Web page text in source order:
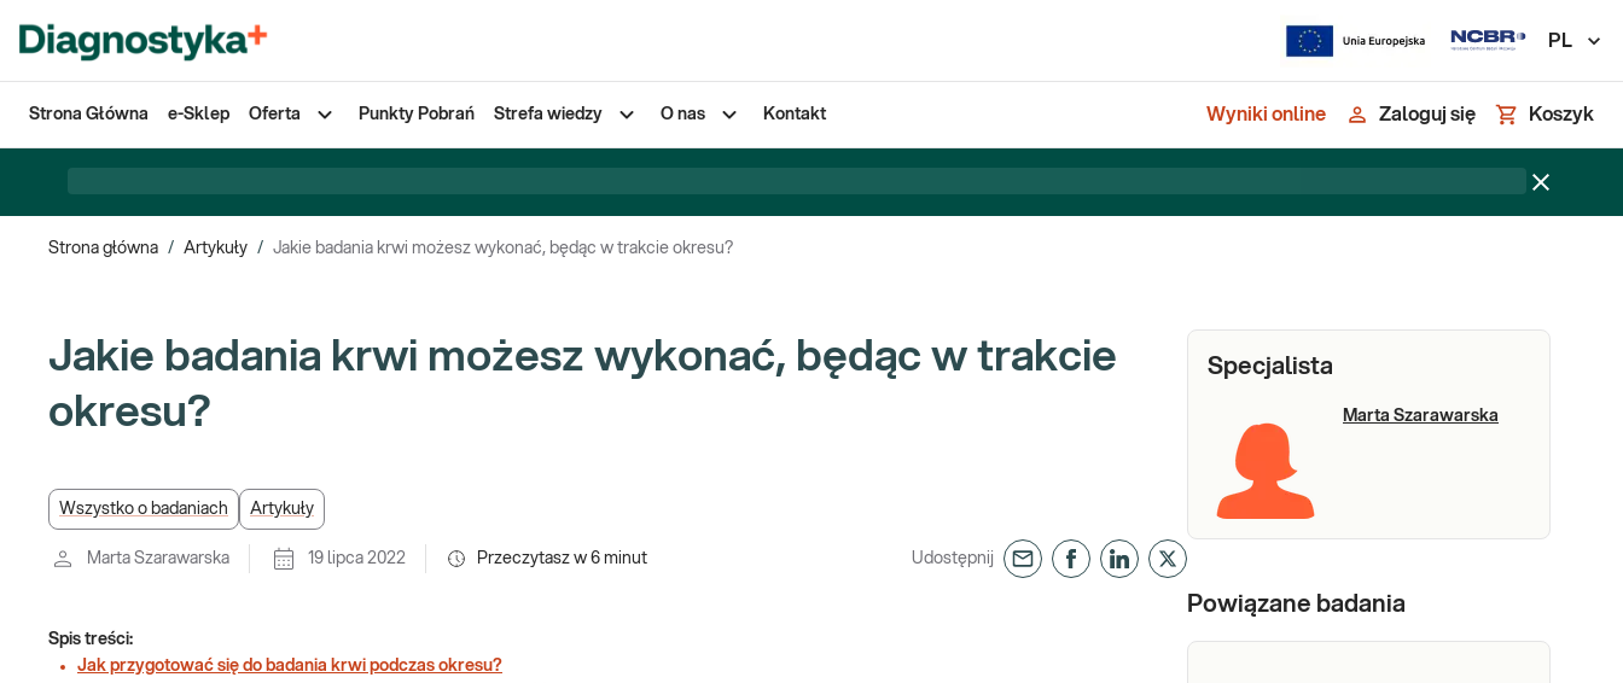
PL
Strona Główna e-Sklep Oferta Punkty Pobrań Strefa wiedzy O nas Kontakt Wyniki online Zaloguj się Koszyk
Strona główna / Artykuły / Jakie badania krwi możesz wykonać, będąc w trakcie okresu?
Jakie badania krwi możesz wykonać, będąc w trakcie
okresu?
Wszystko o badaniach Artykuły
Marta Szarawarska 19 lipca 2022 Przeczytasz w 6 minut Udostępnij
Spis treści:
Jak przygotować się do badania krwi podczas okresu?
Specjalista
Marta Szarawarska
Powiązane badania